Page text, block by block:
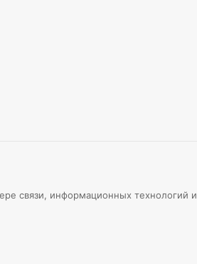
связи, информационных технологий и